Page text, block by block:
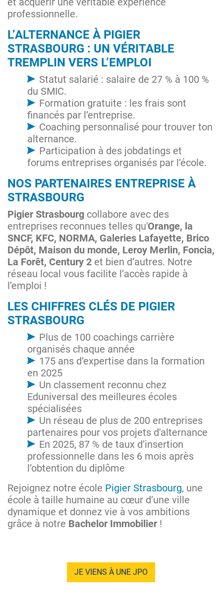
professionnelle.
L’ALTERNANCE À PIGIER
STRASBOURG : UN VÉRITABLE
TREMPLIN VERS L’EMPLOI
Statut salarié : salaire de 27 % à 100 %
du SMIC.
Formation gratuite : les frais sont
financés par l’entreprise.
Coaching personnalisé pour trouver ton
alternance.
Participation à des jobdatings et
forums entreprises organisés par l’école.
NOS PARTENAIRES ENTREPRISE À
STRASBOURG
Pigier Strasbourg collabore avec des
entreprises reconnues telles qu'Orange, la
SNCF, KFC, NORMA, Galeries Lafayette, Brico
Dépôt, Maison du monde, Leroy Merlin, Foncia,
La Forêt, Century 2 et bien d’autres. Notre
réseau local vous facilite l’accès rapide à
l’emploi !
LES CHIFFRES CLÉS DE PIGIER
STRASBOURG
Plus de 100 coachings carrière
organisés chaque année
175 ans d’expertise dans la formation
en 2025
Un classement reconnu chez
Eduniversal des meilleures écoles
spécialisées
Un réseau de plus de 200 entreprises
partenaires pour vos projets d'alternance
En 2025, 87 % de taux d’insertion
professionnelle dans les 6 mois après
l’obtention du diplôme
Rejoignez notre école Pigier Strasbourg, une
école à taille humaine au cœur d’une ville
dynamique et donnez vie à vos ambitions
grâce à notre Bachelor Immobilier !
JE VIENS À UNE JPO